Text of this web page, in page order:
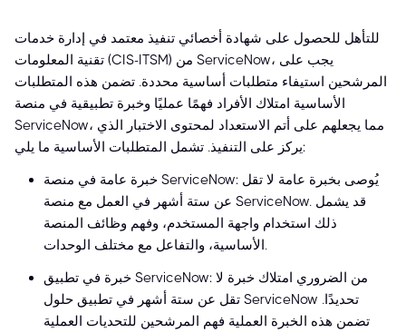
للتأهل للحصول على شهادة أخصائي تنفيذ معتمد في إدارة خدمات
تقنية المعلومات (CIS-ITSM) من ServiceNow، يجب على
المرشحين استيفاء متطلبات أساسية محددة. تضمن هذه المتطلبات
الأساسية امتلاك الأفراد فهمًا عمليًا وخبرة تطبيقية في منصة
ServiceNow، مما يجعلهم على أتم الاستعداد لمحتوى الاختبار الذي
يركز على التنفيذ. تشمل المتطلبات الأساسية ما يلي:
خبرة عامة في منصة ServiceNow: يُوصى بخبرة عامة لا تقل
عن ستة أشهر في العمل مع منصة ServiceNow. قد يشمل
ذلك استخدام واجهة المستخدم، وفهم وظائف المنصة
الأساسية، والتفاعل مع مختلف الوحدات.
خبرة في تطبيق ServiceNow: من الضروري امتلاك خبرة لا
تقل عن ستة أشهر في تطبيق حلول ServiceNow تحديدًا.
تضمن هذه الخبرة العملية فهم المرشحين للتحديات العملية